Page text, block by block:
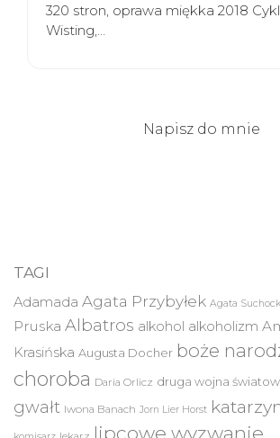
320 stron, oprawa miękka 2018
Wisting,…
Napisz do mnie
TAGI
Adamada Agata Przybyłek Agata
Pruska Albatros alkohol alkoholizm
Krasińska Augusta Docher boże
choroba Daria Orlicz druga wojna
gwałt Iwona Banach Jorn Lier Horst
lipcowe wyzwanie